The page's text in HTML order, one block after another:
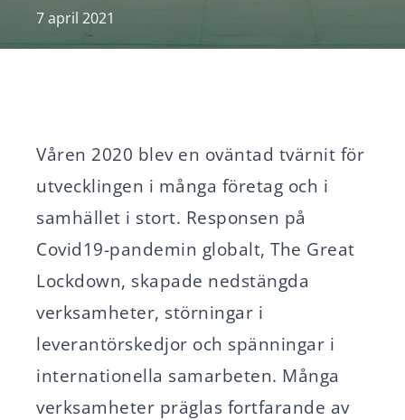
7 april 2021
Våren 2020 blev en oväntad tvärnit för
utvecklingen i många företag och i
samhället i stort. Responsen på
Covid19-pandemin globalt, The Great
Lockdown, skapade nedstängda
verksamheter, störningar i
leverantörskedjor och spänningar i
internationella samarbeten. Många
verksamheter präglas fortfarande av